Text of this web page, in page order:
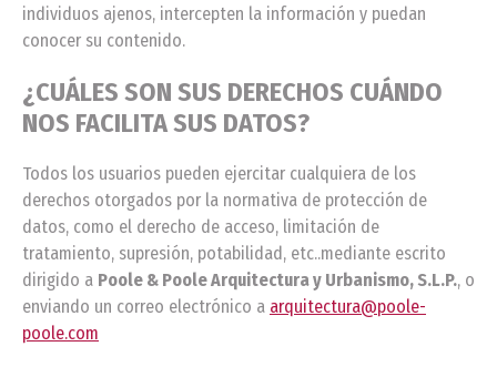
individuos ajenos, intercepten la información y puedan
conocer su contenido.
¿CUÁLES SON SUS DERECHOS CUÁNDO
NOS FACILITA SUS DATOS?
Todos los usuarios pueden ejercitar cualquiera de los
derechos otorgados por la normativa de protección de
datos, como el derecho de acceso, limitación de
tratamiento, supresión, potabilidad, etc..mediante escrito
dirigido a Poole & Poole Arquitectura y Urbanismo, S.L.P., o
enviando un correo electrónico a arquitectura@poole-
poole.com